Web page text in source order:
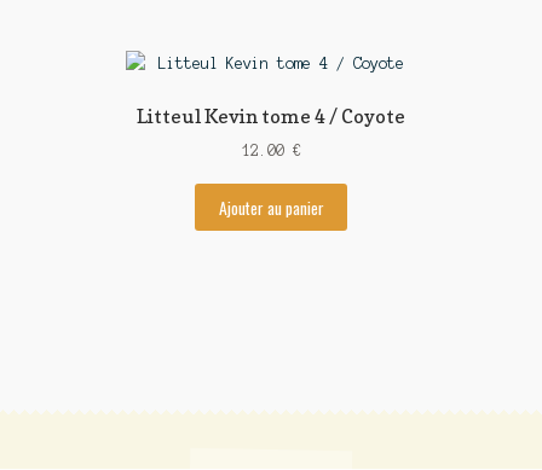
Litteul Kevin tome 4 / Coyote
12.00 €
Ajouter au panier